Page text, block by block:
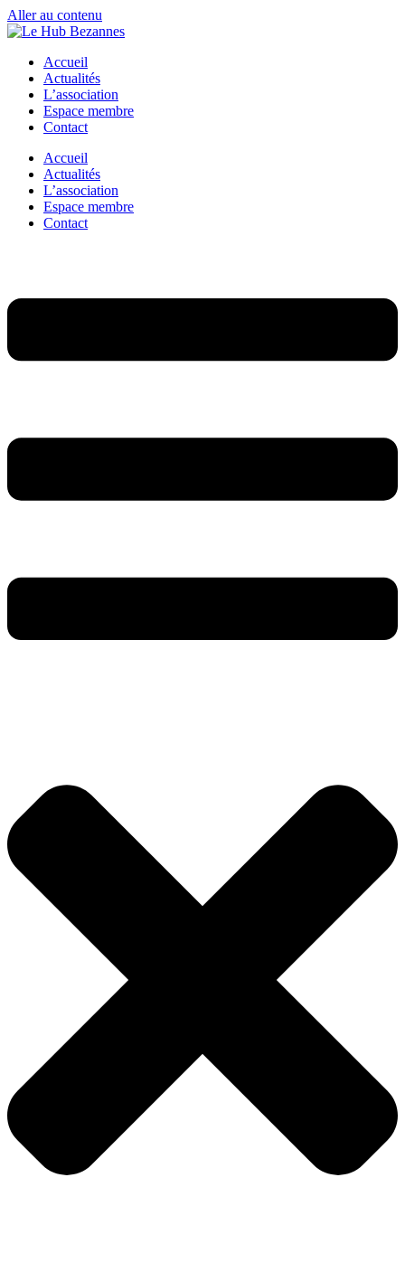
Aller au contenu
Accueil
Actualités
L’association
Espace membre
Contact
Accueil
Actualités
L’association
Espace membre
Contact